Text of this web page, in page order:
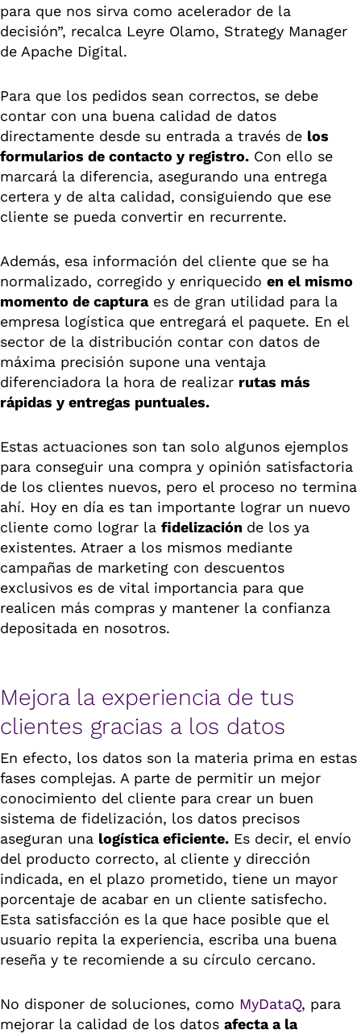
para que nos sirva como acelerador de la
decisión”, recalca Leyre Olamo, Strategy Manager
de Apache Digital.
Para que los pedidos sean correctos, se debe
contar con una buena calidad de datos
directamente desde su entrada a través de los
formularios de contacto y registro. Con ello se
marcará la diferencia, asegurando una entrega
certera y de alta calidad, consiguiendo que ese
cliente se pueda convertir en recurrente.
Además, esa información del cliente que se ha
normalizado, corregido y enriquecido en el mismo
momento de capturaes de gran utilidad para la
empresa logística que entregará el paquete. En el
sector de la distribución contar con datos de
máxima precisión supone una ventaja
diferenciadora la hora de realizar rutas más
rápidas y entregas puntuales.
Estas actuaciones son tan solo algunos ejemplos
para conseguir una compra y opinión satisfactoria
de los clientes nuevos, pero el proceso no termina
ahí. Hoy en día es tan importante lograr un nuevo
cliente como lograr la fidelización de los ya
existentes. Atraer a los mismos mediante
campañas de marketing con descuentos
exclusivos es de vital importancia para que
realicen más compras y mantener la confianza
depositada en nosotros.
Mejora la experiencia de tus
clientes gracias a los datos
En efecto, los datos son la materia prima en estas
fases complejas. A parte de permitir un mejor
conocimiento del cliente para crear un buen
sistema de fidelización, los datos precisos
aseguran una logística eficiente. Es decir, el envío
del producto correcto, al cliente y dirección
indicada, en el plazo prometido, tiene un mayor
porcentaje de acabar en un cliente satisfecho.
Esta satisfacción es la que hace posible que el
usuario repita la experiencia, escriba una buena
reseña y te recomiende a su círculo cercano.
No disponer de soluciones, como MyDataQ, para
mejorar la calidad de los datos afecta a la